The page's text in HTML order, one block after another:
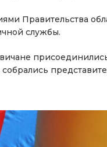
Правительства
службы.
собрались